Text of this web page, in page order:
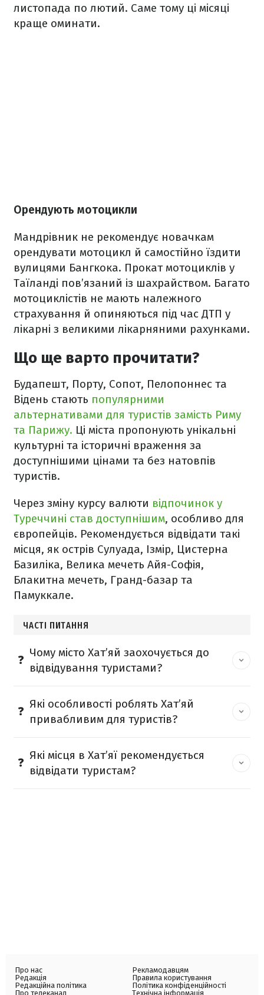
листопада по лютий. Саме тому ці місяці
краще оминати.
Орендують мотоцикли
Мандрівник не рекомендує новачкам
орендувати мотоцикл й самостійно їздити
вулицями Бангкока. Прокат мотоциклів у
Таїланді пов’язаний із шахрайством. Багато
мотоциклістів не мають належного
страхування й опиняються під час ДТП у
лікарні з великими лікарняними рахунками.
Що ще варто прочитати?
Будапешт, Порту, Сопот, Пелопоннес та
Відень стають популярними
альтернативами для туристів замість Риму
та Парижу. Ці міста пропонують унікальні
культурні та історичні враження за
доступнішими цінами та без натовпів
туристів.
Через зміну курсу валюти відпочинок у
Туреччині став доступнішим, особливо для
європейців. Рекомендується відвідати такі
місця, як острів Сулуада, Ізмір, Цистерна
Базиліка, Велика мечеть Айя-Софія,
Блакитна мечеть, Гранд-базар та
Памуккале.
ЧАСТІ ПИТАННЯ
Чому місто Хат’яй заохочується до
відвідування туристами?
Які особливості роблять Хат’яй
привабливим для туристів?
Які місця в Хат’яї рекомендується
відвідати туристам?
Про нас
Редакція
Редакційна політика
Про телеканал
Рекламодавцям
Правила користування
Політика конфіденційності
Технічна інформація